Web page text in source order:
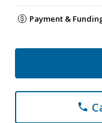
Payment &
phone